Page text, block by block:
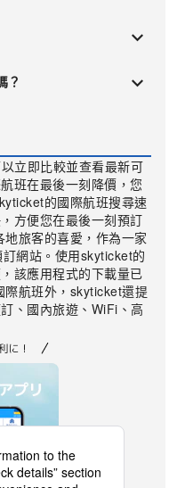
？
立即比較並查看最新可
班在最後一刻降價，您
的國際航班搜尋速
方便您在最後一刻預訂
旅客的喜愛，作為一家
網站。使用skyticket的
該應用程式的下載量已
際航班外，skyticket還提
、國內旅遊、WiFi、高